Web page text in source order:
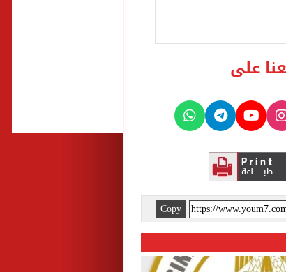
على
Copy